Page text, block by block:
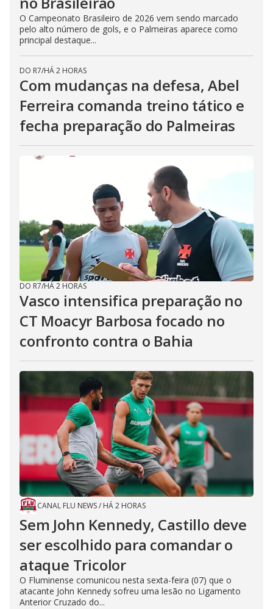
O Campeonato Brasileiro de 2026 vem sendo marcado
pelo alto número de gols, e o Palmeiras aparece como
principal destaque...
DO R7/HÁ 2 HORAS
Com mudanças na defesa, Abel
Ferreira comanda treino tático e
fecha preparação do Palmeiras
DO R7/HÁ 2 HORAS
Vasco intensifica preparação no
CT Moacyr Barbosa focado no
confronto contra o Bahia
CANAL FLU NEWS/ HÁ 2 HORAS
Sem John Kennedy, Castillo deve
ser escolhido para comandar o
ataque Tricolor
O Fluminense comunicou nesta sexta-feira (07) que o
atacante John Kennedy sofreu uma lesão no Ligamento
Anterior Cruzado do...